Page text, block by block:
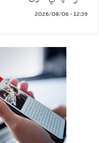
12:39 - 2026/08/06